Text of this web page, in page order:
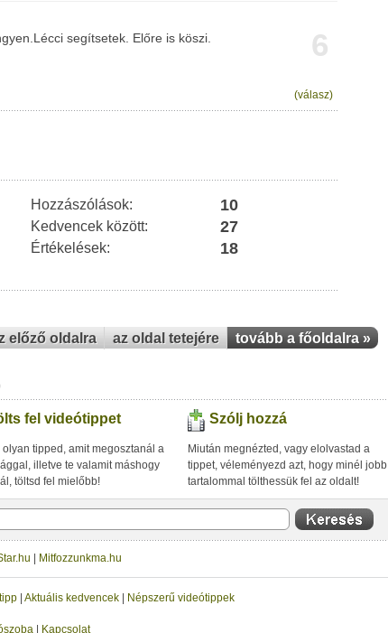
6
segítsetek. Előre is köszi.
(válasz)
Hozzászólások: 10
Kedvencek között: 27
Értékelések: 18
előző oldalra az oldal tetejére tovább a főoldalra »
fel videótippet
olyan tipped, amit megosztanál a
illetve te valamit máshogy
töltsd fel mielőbb!
Szólj hozzá
Miután megnézted, vagy elolvastad a
tippet, véleményezd azt, hogy minél jobb
tartalommal tölthessük fel az oldalt!
Mitfozzunkma.hu
Aktuális kedvencek Népszerű videótippek
Kapcsolat